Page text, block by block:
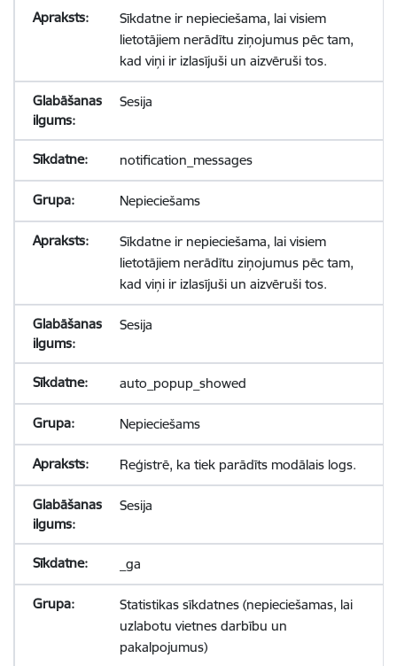
Sīkdatne ir nepieciešama, lai visiem
lietotājiem nerādītu ziņojumus pēc tam,
kad viņi ir izlasījuši un aizvēruši tos.
Sesija
notification_messages
Nepieciešams
Sīkdatne ir nepieciešama, lai visiem
lietotājiem nerādītu ziņojumus pēc tam,
kad viņi ir izlasījuši un aizvēruši tos.
Sesija
auto_popup_showed
Nepieciešams
Reģistrē, ka tiek parādīts modālais logs.
Sesija
_ga
Statistikas sīkdatnes (nepieciešamas, lai
uzlabotu vietnes darbību un
pakalpojumus)